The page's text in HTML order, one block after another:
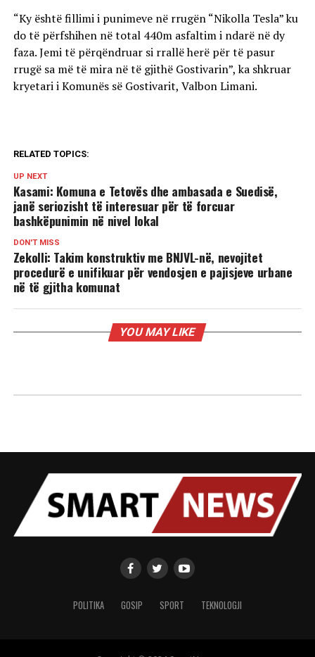
“Ky është fillimi i punimeve në rrugën “Nikolla Tesla” ku
do të përfshihen në total 440m asfaltim i ndarë në dy
faza. Jemi të përqëndruar si rrallë herë për të pasur
rrugë sa më të mira në të gjithë Gostivarin”, ka shkruar
kryetari i Komunës së Gostivarit, Valbon Limani.
RELATED TOPICS:
UP NEXT
Kasami: Komuna e Tetovës dhe ambasada e Suedisë,
janë seriozisht të interesuar për të forcuar
bashkëpunimin në nivel lokal
DON'T MISS
Zekolli: Takim konstruktiv me BNJVL-në, nevojitet
procedurë e unifikuar për vendosjen e pajisjeve urbane
në të gjitha komunat
YOU MAY LIKE
POLITIKA GOSIP SPORT TEKNOLOGJI